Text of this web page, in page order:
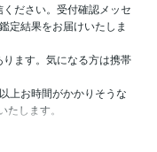
ださい。受付確認メッセ
定結果をお届けいたしま
ます。気になる方は携帯
上お時間がかかりそうな
します。
ョンが整っているタイミ
低限とさせていただき